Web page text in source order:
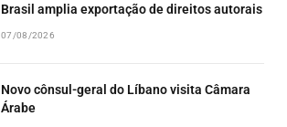
Brasil amplia exportação de direitos autorais
07/08/2026
Novo cônsul-geral do Líbano visita Câmara
Árabe